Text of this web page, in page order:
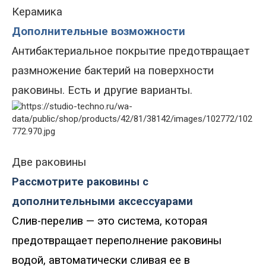
Керамика
Дополнительные возможности
Антибактериальное покрытие предотвращает
размножение бактерий на поверхности
раковины. Есть и другие варианты.
Две раковины
Рассмотрите раковины с
дополнительными аксессуарами
Слив-перелив — это система, которая
предотвращает переполнение раковины
водой, автоматически сливая ее в